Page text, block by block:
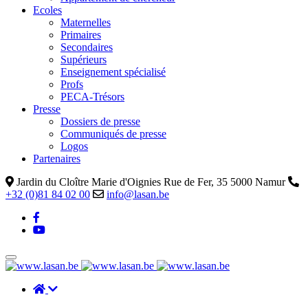
Ecoles
Maternelles
Primaires
Secondaires
Supérieurs
Enseignement spécialisé
Profs
PECA-Trésors
Presse
Dossiers de presse
Communiqués de presse
Logos
Partenaires
Jardin du Cloître Marie d'Oignies Rue de Fer, 35 5000 Namur
+32 (0)81 84 02 00
info@lasan.be